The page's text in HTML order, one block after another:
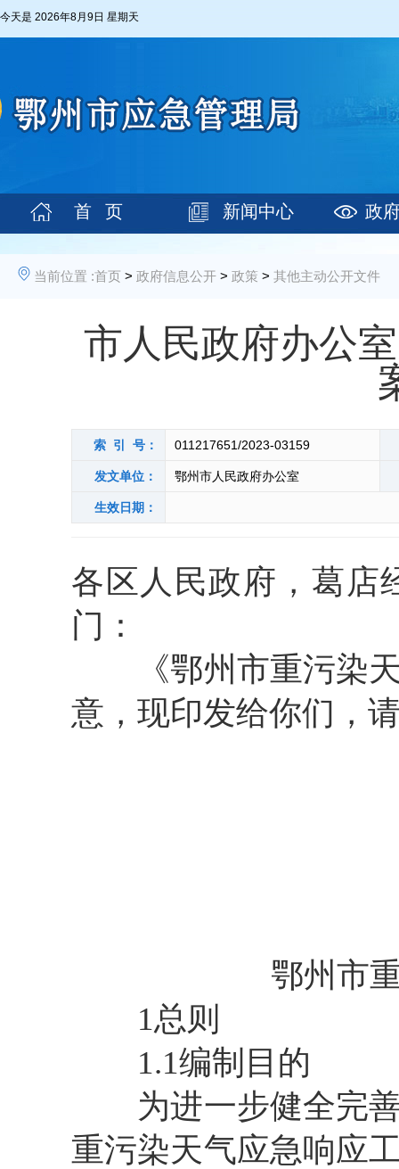
今天是 2026年8月9日 星期天
首 页 新闻中心 政
当前位置 :首页 > 政府信息公开 > 政策 > 其他主动公开文件
市人民政府办公
索 引 号： 011217651/2023-03159
发文单位： 鄂州市人民政府办公室
生效日期：
各区人民政府，葛店
门：
《鄂州市重污染天
意，现印发给你们，
鄂州市
1总则
1.1编制目的
为进一步健全完善
重污染天气应急响应